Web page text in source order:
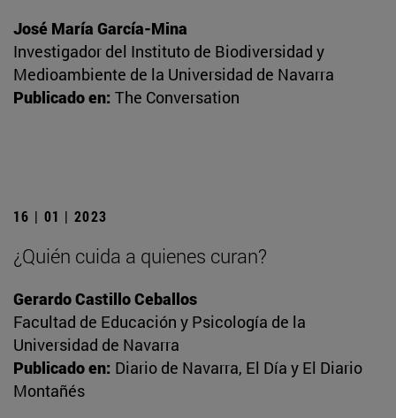
José María García-Mina
Investigador del Instituto de Biodiversidad y
Medioambiente de la Universidad de Navarra
Publicado en: The Conversation
16 | 01 | 2023
¿Quién cuida a quienes curan?
Gerardo Castillo Ceballos
Facultad de Educación y Psicología de la
Universidad de Navarra
Publicado en: Diario de Navarra, El Día y El Diario
Montañés